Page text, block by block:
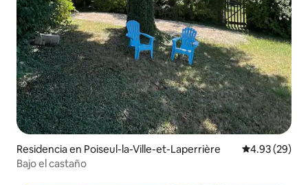
Residencia en Poiseul-la-Ville-et-Laperrière Calificación
4.93 (29)
Bajo el castaño